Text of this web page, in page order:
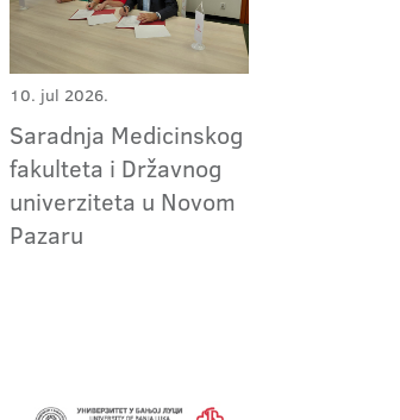
10. jul 2026.
Saradnja Medicinskog
fakulteta i Državnog
univerziteta u Novom
Pazaru